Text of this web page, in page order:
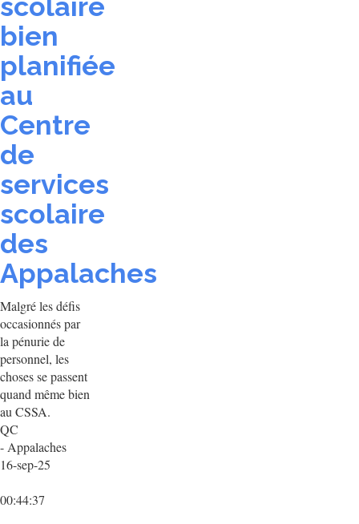
scolaire
bien
planifiée
au
Centre
de
services
scolaire
des
Appalaches
Malgré les défis
occasionnés par
la pénurie de
personnel, les
choses se passent
quand même bien
au CSSA.
QC
- Appalaches
16-sep-25
00:44:37